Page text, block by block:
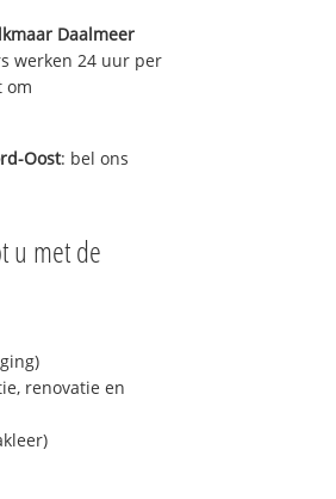
Daalmeer
werken 24 uur per
om
Oost: bel ons
u met de
renovatie en